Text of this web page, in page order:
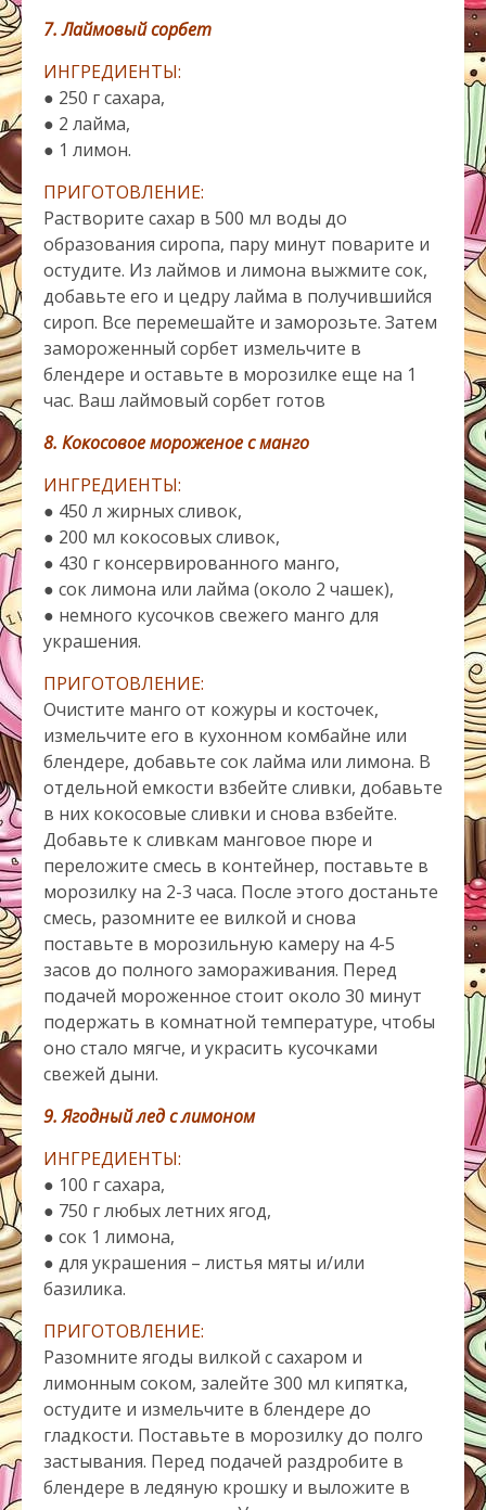
7. Лаймовый сорбет
ИНГРЕДИЕНТЫ:
● 250 г сахара,
● 2 лайма,
● 1 лимон.
ПРИГОТОВЛЕНИЕ:
Растворите сахар в 500 мл воды до
образования сиропа, пару минут поварите и
остудите. Из лаймов и лимона выжмите сок,
добавьте его и цедру лайма в получившийся
сироп. Все перемешайте и заморозьте. Затем
замороженный сорбет измельчите в
блендере и оставьте в морозилке еще на 1
час. Ваш лаймовый сорбет готов
8. Кокосовое мороженое с манго
ИНГРЕДИЕНТЫ:
● 450 л жирных сливок,
● 200 мл кокосовых сливок,
● 430 г консервированного манго,
● сок лимона или лайма (около 2 чашек),
● немного кусочков свежего манго для
украшения.
ПРИГОТОВЛЕНИЕ:
Очистите манго от кожуры и косточек,
измельчите его в кухонном комбайне или
блендере, добавьте сок лайма или лимона. В
отдельной емкости взбейте сливки, добавьте
в них кокосовые сливки и снова взбейте.
Добавьте к сливкам манговое пюре и
переложите смесь в контейнер, поставьте в
морозилку на 2-3 часа. После этого достаньте
смесь, разомните ее вилкой и снова
поставьте в морозильную камеру на 4-5
засов до полного замораживания. Перед
подачей мороженное стоит около 30 минут
подержать в комнатной температуре, чтобы
оно стало мягче, и украсить кусочками
свежей дыни.
9. Ягодный лед с лимоном
ИНГРЕДИЕНТЫ:
● 100 г сахара,
● 750 г любых летних ягод,
● сок 1 лимона,
● для украшения – листья мяты и/или
базилика.
ПРИГОТОВЛЕНИЕ:
Разомните ягоды вилкой с сахаром и
лимонным соком, залейте 300 мл кипятка,
остудите и измельчите в блендере до
гладкости. Поставьте в морозилку до полго
застывания. Перед подачей раздробите в
блендере в ледяную крошку и выложите в